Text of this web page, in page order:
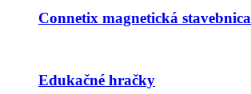
Connetix magnetická stavebnica
Edukačné hračky